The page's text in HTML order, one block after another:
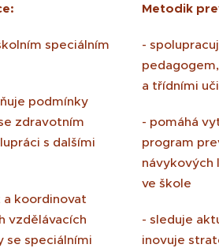
speciálním
podmínky
zdravotním
s dalšími
koordinovat
vzdělávacích
se speciálními
Metodik
-
a třídními
- pomáhá
program
návykových
ve škole
- sleduje
inovuje